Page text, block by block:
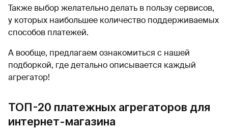
Также выбор желательно делать в пользу сервисов,
у которых наибольшее количество поддерживаемых
способов платежей.
А вообще, предлагаем ознакомиться с нашей
подборкой, где детально описывается каждый
агрегатор!
ТОП-20 платежных агрегаторов для
интернет-магазина